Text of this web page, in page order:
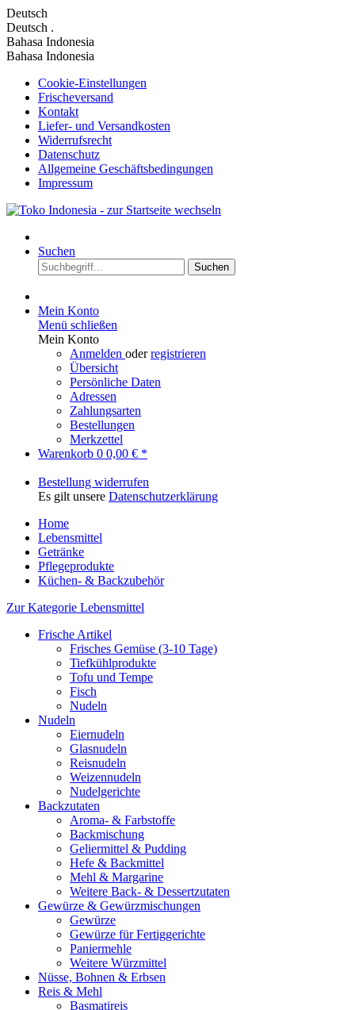
Deutsch
Deutsch .
Bahasa Indonesia
Bahasa Indonesia
Cookie-Einstellungen
Frischeversand
Kontakt
Liefer- und Versandkosten
Widerrufsrecht
Datenschutz
Allgemeine Geschäftsbedingungen
Impressum
Suchen
Suchen
Mein Konto
Menü schließen
Mein Konto
Anmelden oderregistrieren
Übersicht
Persönliche Daten
Adressen
Zahlungsarten
Bestellungen
Merkzettel
Warenkorb 0 0,00 € *
Bestellung widerrufen
Es gilt unsere Datenschutzerklärung
Home
Lebensmittel
Getränke
Pflegeprodukte
Küchen- & Backzubehör
Zur Kategorie Lebensmittel
Frische Artikel
Frisches Gemüse (3-10 Tage)
Tiefkühlprodukte
Tofu und Tempe
Fisch
Nudeln
Nudeln
Eiernudeln
Glasnudeln
Reisnudeln
Weizennudeln
Nudelgerichte
Backzutaten
Aroma- & Farbstoffe
Backmischung
Geliermittel & Pudding
Hefe & Backmittel
Mehl & Margarine
Weitere Back- & Dessertzutaten
Gewürze & Gewürzmischungen
Gewürze
Gewürze für Fertiggerichte
Paniermehle
Weitere Würzmittel
Nüsse, Bohnen & Erbsen
Reis & Mehl
Basmatireis